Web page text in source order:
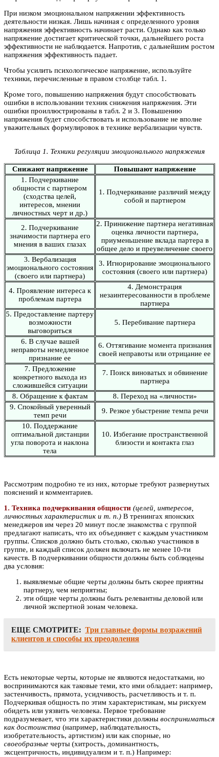
При низком эмоциональном напряжении эффективность
деятельности низкая. Лишь начиная с определенного уровня
напряжения эффективность начинает расти. Однако как только
напряжение достигает критической точки, дальнейшего роста
эффективности не наблюдается. Напротив, с дальнейшим ростом
напряжения эффективность падает.
Чтобы усилить психологическое напряжение, используйте
техники, перечисленные в правом столбце табл. 1.
Кроме того, повышению напряжения будут способствовать
ошибки в использовании техник снижения напряжения. Эти
ошибки проиллюстрированы в табл. 2 и 3. Повышению
напряжения будет способствовать и использование не вполне
уважительных формулировок в технике вербализации чувств.
Таблица 1. Техники регуляции эмоционального напряжения
Снижают напряжение
Повышают напряжение
1. Подчеркивание
общности с партнером
(сходства целей,
интересов, мнении
личностных черт и др.)
1. Подчеркивание различий между
собой и партнером
2. Подчеркивание
значимости партнера его
мнения в ваших глазах
2. Принижение партнера негативная
оценка личности партнера,
приуменьшение вклада партера в
общее дело и преувеличение своего
3. Вербализация
эмоционального состояния
(своего или партнера)
3. Игнорирование эмоционального
состояния (своего или партнера)
4. Проявление интереса к
проблемам партера
4. Демонстрация
незаинтересованности в проблеме
партнера
5. Предоставление партеру
возможности
выговориться
5. Перебивание партнера
6. В случае вашей
неправоты немедленное
признание ее
6. Оттягивание момента признания
своей неправоты или отрицание ее
7. Предложение
конкретного выхода из
сложившейся ситуации
7. Поиск виноватых и обвинение
партнера
8. Обращение к фактам
8. Переход на «личности»
9. Спокойный уверенный
темп речи
9. Резкое убыстрение темпа речи
10. Поддержание
оптимальной дистанции
угла поворота и наклона
тела
10. Избегание пространственной
близости и контакта глаз
Рассмотрим подробно те из них, которые требуют развернутых
пояснений и комментариев.
1. Техника подчеркивания общности (целей, интересов,
личностных характеристик и т. п.) В тренингах японских
менеджеров им через 20 минут после знакомства с группой
предлагают написать, что их объединяет с каждым участником
группы. Списков должно быть столько, сколько участников в
группе, и каждый список должен включать не менее 10-ти
качеств. В подчеркивании общности должны быть соблюдены
два условия:
выявляемые общие черты должны быть скорее приятны
партнеру, чем неприятны;
эти общие черты должны быть релевантны деловой или
личной экспертной зонам человека.
ЕЩЕ СМОТРИТЕ: Три главные формы возражений
клиентов и способы их преодоления
Есть некоторые черты, которые не являются недостатками, но
воспринимаются как таковые теми, кто ими обладает: например,
застенчивость, прямота, усидчивость, расчетливость и т. п.
Подчеркивая общность по этим характеристикам, мы рискуем
обидеть или уязвить человека. Первое требование
подразумевает, что эти характеристики должны восприниматься
как достоинства (например, наблюдательность,
изобретательность, артистизм) или как спорные, но
своеобразные черты (хитрость, доминантность,
эксцентричность, индивидуализм и т. п.) Например: